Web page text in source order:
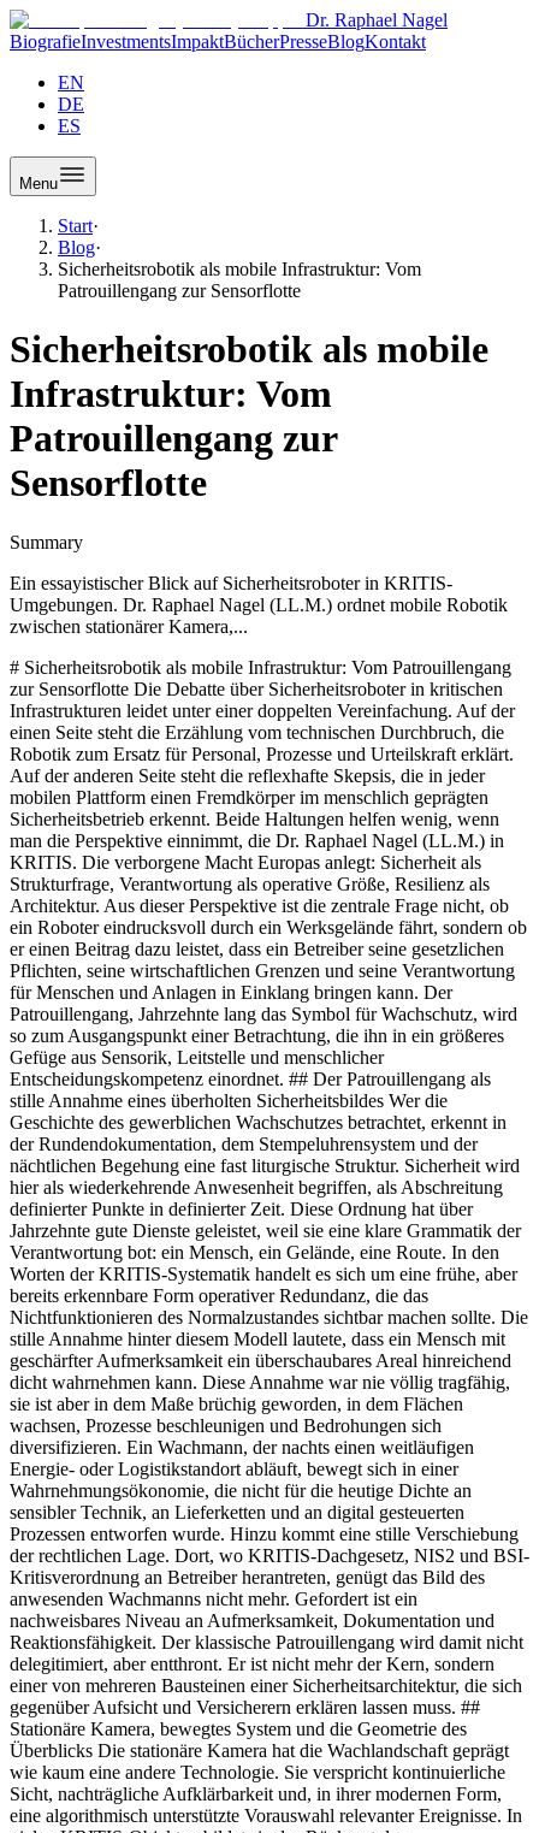
Dr. Raphael Nagel
BiografieInvestmentsImpaktBücherPresseBlogKontakt
EN
DE
ES
Menu
Start·
Blog·
Sicherheitsrobotik als mobile Infrastruktur: Vom
Patrouillengang zur Sensorflotte
Sicherheitsrobotik als mobile
Infrastruktur: Vom
Patrouillengang zur
Sensorflotte
Summary
Ein essayistischer Blick auf Sicherheitsroboter in KRITIS-
Umgebungen. Dr. Raphael Nagel (LL.M.) ordnet mobile Robotik
zwischen stationärer Kamera,...
# Sicherheitsrobotik als mobile Infrastruktur: Vom Patrouillengang zur Sensorflotte Die Debatte über Sicherheitsroboter in kritischen Infrastrukturen leidet unter einer doppelten Vereinfachung. Auf der einen Seite steht die Erzählung vom technischen Durchbruch, die Robotik zum Ersatz für Personal, Prozesse und Urteilskraft erklärt. Auf der anderen Seite steht die reflexhafte Skepsis, die in jeder mobilen Plattform einen Fremdkörper im menschlich geprägten Sicherheitsbetrieb erkennt. Beide Haltungen helfen wenig, wenn man die Perspektive einnimmt, die Dr. Raphael Nagel (LL.M.) in KRITIS. Die verborgene Macht Europas anlegt: Sicherheit als Strukturfrage, Verantwortung als operative Größe, Resilienz als Architektur. Aus dieser Perspektive ist die zentrale Frage nicht, ob ein Roboter eindrucksvoll durch ein Werksgelände fährt, sondern ob er einen Beitrag dazu leistet, dass ein Betreiber seine gesetzlichen Pflichten, seine wirtschaftlichen Grenzen und seine Verantwortung für Menschen und Anlagen in Einklang bringen kann. Der Patrouillengang, Jahrzehnte lang das Symbol für Wachschutz, wird so zum Ausgangspunkt einer Betrachtung, die ihn in ein größeres Gefüge aus Sensorik, Leitstelle und menschlicher Entscheidungskompetenz einordnet. ## Der Patrouillengang als stille Annahme eines überholten Sicherheitsbildes Wer die Geschichte des gewerblichen Wachschutzes betrachtet, erkennt in der Rundendokumentation, dem Stempeluhrensystem und der nächtlichen Begehung eine fast liturgische Struktur. Sicherheit wird hier als wiederkehrende Anwesenheit begriffen, als Abschreitung definierter Punkte in definierter Zeit. Diese Ordnung hat über Jahrzehnte gute Dienste geleistet, weil sie eine klare Grammatik der Verantwortung bot: ein Mensch, ein Gelände, eine Route. In den Worten der KRITIS-Systematik handelt es sich um eine frühe, aber bereits erkennbare Form operativer Redundanz, die das Nichtfunktionieren des Normalzustandes sichtbar machen sollte. Die stille Annahme hinter diesem Modell lautete, dass ein Mensch mit geschärfter Aufmerksamkeit ein überschaubares Areal hinreichend dicht wahrnehmen kann. Diese Annahme war nie völlig tragfähig, sie ist aber in dem Maße brüchig geworden, in dem Flächen wachsen, Prozesse beschleunigen und Bedrohungen sich diversifizieren. Ein Wachmann, der nachts einen weitläufigen Energie- oder Logistikstandort abläuft, bewegt sich in einer Wahrnehmungsökonomie, die nicht für die heutige Dichte an sensibler Technik, an Lieferketten und an digital gesteuerten Prozessen entworfen wurde. Hinzu kommt eine stille Verschiebung der rechtlichen Lage. Dort, wo KRITIS-Dachgesetz, NIS2 und BSI-Kritisverordnung an Betreiber herantreten, genügt das Bild des anwesenden Wachmanns nicht mehr. Gefordert ist ein nachweisbares Niveau an Aufmerksamkeit, Dokumentation und Reaktionsfähigkeit. Der klassische Patrouillengang wird damit nicht delegitimiert, aber entthront. Er ist nicht mehr der Kern, sondern einer von mehreren Bausteinen einer Sicherheitsarchitektur, die sich gegenüber Aufsicht und Versicherern erklären lassen muss. ## Stationäre Kamera, bewegtes System und die Geometrie des Überblicks Die stationäre Kamera hat die Wachlandschaft geprägt wie kaum eine andere Technologie. Sie verspricht kontinuierliche Sicht, nachträgliche Aufklärbarkeit und, in ihrer modernen Form, eine algorithmisch unterstützte Vorauswahl relevanter Ereignisse. In vielen KRITIS-Objekten bildet sie das Rückgrat der Objektsicherung. Doch ihre Geometrie bleibt starr. Sie sieht, was an ihrem festen Standort geschieht, und blind bleibt, was außerhalb ihres Blickwinkels liegt. Jede Lücke im Kameraplan ist eine strukturelle Lücke, kein temporäres Versäumnis. Mobile Robotik verändert diese Geometrie. Ein Sicherheitsroboter, der ein Areal nach vorgegebenen Mustern und ereignisbezogenen Wegpunkten abfährt, ergänzt die feste Sicht um eine bewegte, mit Sensorik angereicherte Perspektive. Er bringt Kameras, Wärmebild, akustische Sensoren und Umgebungsmessungen in genau jene Zonen, die ein stationäres System strukturell nicht erreichen kann. Aus der Sicht einer Leitstelle entsteht damit nicht ein neues Bild neben dem alten, sondern ein dichteres, in sich konsistenteres Lagebild. Dr. Raphael Nagel (LL.M.) verweist in seiner Analyse auf die entscheidende Unterscheidung zwischen Beobachtung und Verstehen. Sensoren liefern Daten, erst eine Architektur aus Integration, Regeln und menschlicher Einordnung macht daraus ein Verständnis der Lage. Die Frage an die Robotik ist damit nicht, ob sie sieht, sondern ob das, was sie sieht, an der richtigen Stelle ankommt und dort richtig bewertet werden kann. Mobile Sensorik ohne Anbindung an Leitstellen, Sensorik-Infrastrukturen und IT-Systeme bleibt ein teurer Rundgang, keine Resilienzarchitektur. ## Flächendeckung, Dokumentation, Personalsicherheit: die drei tragenden Funktionen Sicherheitsrobotik entfaltet ihren Wert dort, wo sie nicht als Ersatz, sondern als strukturelle Antwort auf konkrete Funktionslücken verstanden wird. Die erste Funktion ist Flächendeckung. Viele KRITIS-Areale, von Umspannwerken über Logistikzentren bis zu Rechenzentren, sind zu groß, zu verwinkelt oder zu gefährlich, um durchgängig von menschlichem Personal in ausreichender Dichte begangen zu werden. Ein mobiles System trägt die Sichtbarkeit in diese Zonen, ohne eine Personaldecke vorauszusetzen, die es in der aktuellen Arbeitsmarktlage schlicht nicht mehr gibt. Die zweite Funktion ist Dokumentation. Der Gesetzgeber, die Aufsicht und zunehmend auch die Versicherungswirtschaft verlangen nicht nur, dass etwas getan wurde, sondern dass es nachvollziehbar ist. Eine Sensorflotte erzeugt zwangsläufig Protokolle, Zeitstempel, Video- und Sensordaten, die in einer definierten Governance-Struktur ausgewertet werden können. Damit wird Sicherheit prüfbar. Das ist kein Nebeneffekt, sondern, in der Systematik des Buches, eine zentrale Voraussetzung, um dem beweglichen Ziel des Standes der Technik überhaupt standzuhalten. Die dritte Funktion, oft übersehen, ist Personalsicherheit. Wer Wachpersonal nachts allein durch Anlagen schickt, in denen Brände, Stromschläge, Chemieereignisse oder Übergriffe denkbar sind, delegiert ein Risiko, das nicht immer delegierbar ist. Mobile Systeme können in diesen Momenten die erste Wahrnehmung übernehmen, ohne einen Menschen in die unmittelbare Gefahrenzone zu führen. Das verändert das ethische Kalkül. Sicherheitsrobotik wird dort rational, wo sie nicht Personal spart, sondern Personal schützt. ## Integration in Leitstellen und Sensorik: von der Einzellösung zur Architektur Die entscheidende Bewährungsprobe mobiler Robotik liegt nicht auf dem Gelände, sondern in der Leitstelle. Ein Roboter, der als isolierte Insel operiert, erzeugt zusätzliche Datenströme, zusätzliche Oberflächen und zusätzliche Fehlerquellen. Ein Roboter, der in bestehende Leitstellentechnik, in Videomanagementsysteme, in Alarmierungsketten und Identity-Strukturen integriert ist, wird Teil einer kohärenten Sicherheitsarchitektur. Der Unterschied zwischen beidem ist nicht graduell, sondern strukturell. In der Logik von Dr. Raphael Nagel (LL.M.) lassen sich kritische Infrastrukturen nur dann resilient gestalten, wenn Technologie, Organisation und Verantwortung zusammenwirken. Für die Sicherheitsrobotik bedeutet das konkret, dass Bildverarbeitung, Regelwerke für Ereignisauslösung, Eskalationspfade und menschliche Letztentscheidung als ein System gedacht werden müssen. Die Leitstelle ist dabei mehr als ein Monitorraum. Sie ist der Ort, an dem aus Sensordaten ein Lagebild wird, aus Lagebildern Entscheidungen und aus Entscheidungen dokumentierte Handlungen. Horizontale Fertigung, europäische Wertschöpfung und Software-Governance sind in diesem Zusammenhang keine Randthemen. Wer Sicherheitssysteme in kritische Infrastrukturen einbettet, muss wissen, wer die Komponenten herstellt, wer die Software pflegt und welchen Rechtsregimen sie unterliegen. Ein Sensor, dessen Firmware außerhalb des eigenen Handlungsraums gewartet wird, ist nicht nur ein technischer, sondern ein struktureller Vorgang. Die Integrationsfrage wird so zur Souveränitätsfrage im Kleinen, die sich in jeder Ausschreibung stellt. ## Kostenlogik, Robot-as-a-Service und die Grenzen des Heilsversprechens Jede Betrachtung von Sicherheitsrobotik, die die Kostenlogik ausblendet, wird der Realität der Entscheider nicht gerecht. Rund-um-die-Uhr-Wachschutz, stationäre Kameratechnik und mobile Sensorflotten stehen in einem Verhältnis, das sich nicht in einfachen Gleichungen auflösen lässt. Personalkosten folgen anderen Kurven als Investitionen in Hardware, und beide verhalten sich wiederum anders als servicebasierte Modelle. Die Stärke eines Robot-as-a-Service-Ansatzes liegt weniger in einer pauschalen Einsparung, sondern in der Übersetzung einer Investitionsentscheidung in eine laufende, skalierbare Leistungsbeziehung. Wer die Perspektive des Buches ernst nimmt, wird Robotik nicht als Preishebel einsetzen, sondern als Architekturkomponente. Der Vergleich mit klassischem Wachschutz und stationären Kameras ergibt Sinn, solange die Funktionen, die verglichen werden, ehrlich benannt sind. Eine Sensorflotte ersetzt keinen Menschen, der in einer Eskalation deeskalierend auftritt. Eine Kamera ersetzt keine bewegte Wahrnehmung in einem weitläufigen Areal. Ein Roboter ersetzt keinen Prozess, der Verantwortung zuweist. Jede dieser Funktionen hat ihren Ort, und erst ihre Anordnung entscheidet über Wirksamkeit. An dieser Stelle bewahrt sich die essayistische Zurückhaltung, die Dr. Raphael Nagel (LL.M.) im gesamten Werk wahrt. Robotik ist kein Heilsversprechen. Sie ist eine rationale Konsequenz aus der Einsicht, dass Verantwortung unter realistischen Bedingungen ausgeübt werden muss, nicht unter den Idealbedingungen eines Lehrbuchs. Wer über 72 kritische Stunden nachdenkt, über leere Schichtpläne, über wachsende Flächen und über rechtliche Nachweispflichten, wird erkennen, dass mobile Sensorik keine Mode